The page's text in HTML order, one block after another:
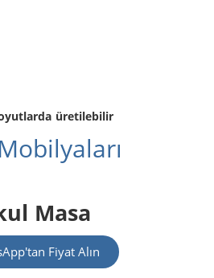
üretilebilir
Masa
Fiyat Alın